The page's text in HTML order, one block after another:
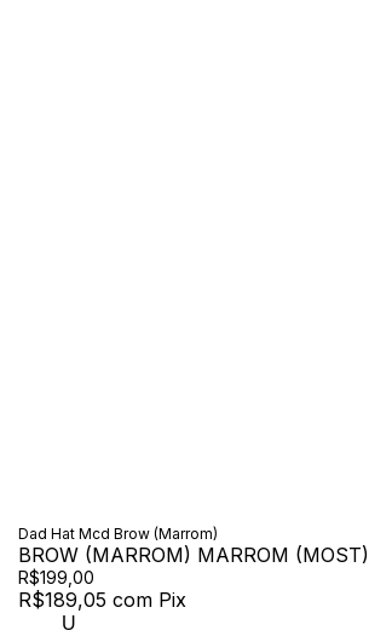
Dad Hat Mcd Brow (Marrom)
BROW (MARROM) MARROM (MOST)
R$199,00
R$189,05 com Pix
U